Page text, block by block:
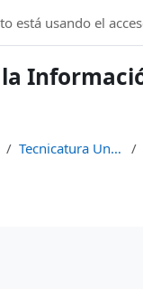
está usando el
Tecnicatura Universitaria en Gestión y Mantenimien...